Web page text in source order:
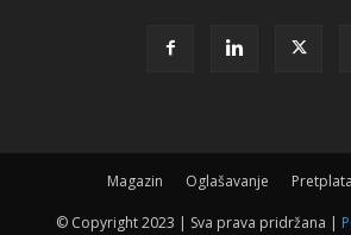
Magazin Oglašavanje Pretplata
© Copyright 2023 | Sva prava pridržana |